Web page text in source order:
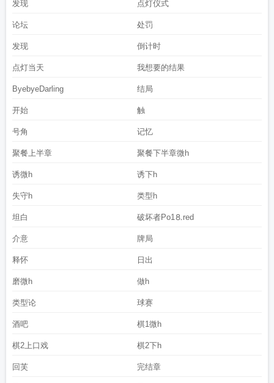
发现 点灯仪式
论坛 处罚
发现 倒计时
点灯当天 我想要的结果
ByebyeDarling 结局
开始 触
号角 记忆
聚餐上半章 聚餐下半章微h
诱微h 诱下h
失守h 类型h
坦白 破坏者Рo1⒏red
介意 牌局
释怀 日出
磨微h 做h
类型论 球赛
酒吧 棋1微h
棋2上口戏 棋2下h
回芙 完结章